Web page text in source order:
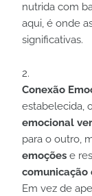
nutrida com
aqui, é onde
significativas.
Conexão
estabelecida,
emocional
para o outro,
emoções e
comunicação
Em vez de